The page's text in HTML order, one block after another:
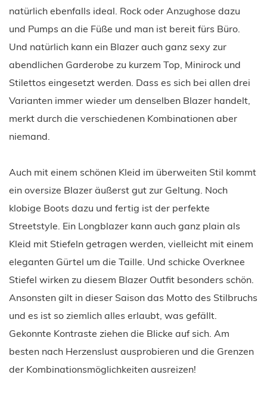
natürlich ebenfalls ideal. Rock oder Anzughose dazu
und Pumps an die Füße und man ist bereit fürs Büro.
Und natürlich kann ein Blazer auch ganz sexy zur
abendlichen Garderobe zu kurzem Top, Minirock und
Stilettos eingesetzt werden. Dass es sich bei allen drei
Varianten immer wieder um denselben Blazer handelt,
merkt durch die verschiedenen Kombinationen aber
niemand.
Auch mit einem schönen Kleid im überweiten Stil kommt
ein oversize Blazer äußerst gut zur Geltung. Noch
klobige Boots dazu und fertig ist der perfekte
Streetstyle. Ein Longblazer kann auch ganz plain als
Kleid mit Stiefeln getragen werden, vielleicht mit einem
eleganten Gürtel um die Taille. Und schicke Overknee
Stiefel wirken zu diesem Blazer Outfit besonders schön.
Ansonsten gilt in dieser Saison das Motto des Stilbruchs
und es ist so ziemlich alles erlaubt, was gefällt.
Gekonnte Kontraste ziehen die Blicke auf sich. Am
besten nach Herzenslust ausprobieren und die Grenzen
der Kombinationsmöglichkeiten ausreizen!